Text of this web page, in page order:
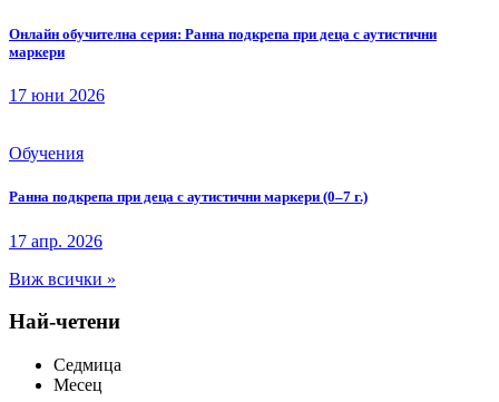
Онлайн обучителна серия: Ранна подкрепа при деца с аутистични
маркери
17 юни 2026
Обучения
Ранна подкрепа при деца с аутистични маркери (0–7 г.)
17 апр. 2026
Виж всички »
Най-четени
Седмица
Месец